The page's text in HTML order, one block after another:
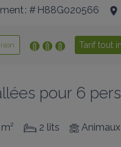
: # H88G020566
Tarif tout
pour 6
2 lits